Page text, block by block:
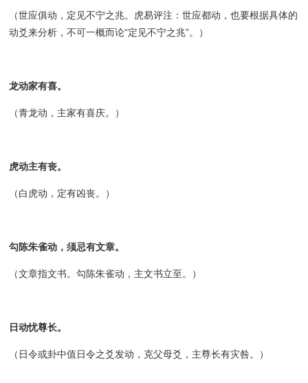
（世应俱动，定见不宁之兆。虎易评注：世应都动，也要根据具体的
动爻来分析，不可一概而论“定见不宁之兆”。）
龙动家有喜。
（青龙动，主家有喜庆。）
虎动主有丧。
（白虎动，定有凶丧。）
勾陈朱雀动，须忌有文章。
（文章指文书。勾陈朱雀动，主文书立至。）
日动忧尊长。
（日令或卦中值日令之爻发动，克父母爻，主尊长有灾咎。）